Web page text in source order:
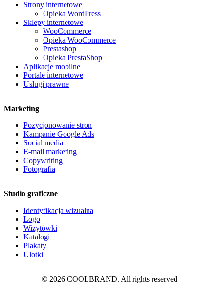
Strony internetowe
Opieka WordPress
Sklepy internetowe
WooCommerce
Opieka WooCommerce
Prestashop
Opieka PrestaShop
Aplikacje mobilne
Portale internetowe
Usługi prawne
Marketing
Pozycjonowanie stron
Kampanie Google Ads
Social media
E-mail marketing
Copywriting
Fotografia
Studio graficzne
Identyfikacja wizualna
Logo
Wizytówki
Katalogi
Plakaty
Ulotki
© 2026 COOLBRAND. All rights reserved